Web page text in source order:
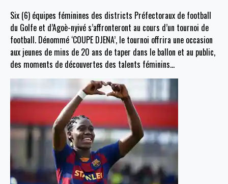
Six (6) équipes féminines des districts Préfectoraux de football
du Golfe et d’Agoè-nyivé s’affronteront au cours d’un tournoi de
football. Dénommé ‘COUPE DJENA’, le tournoi offrira une occasion
aux jeunes de mins de 20 ans de taper dans le ballon et au public,
des moments de découvertes des talents féminins…